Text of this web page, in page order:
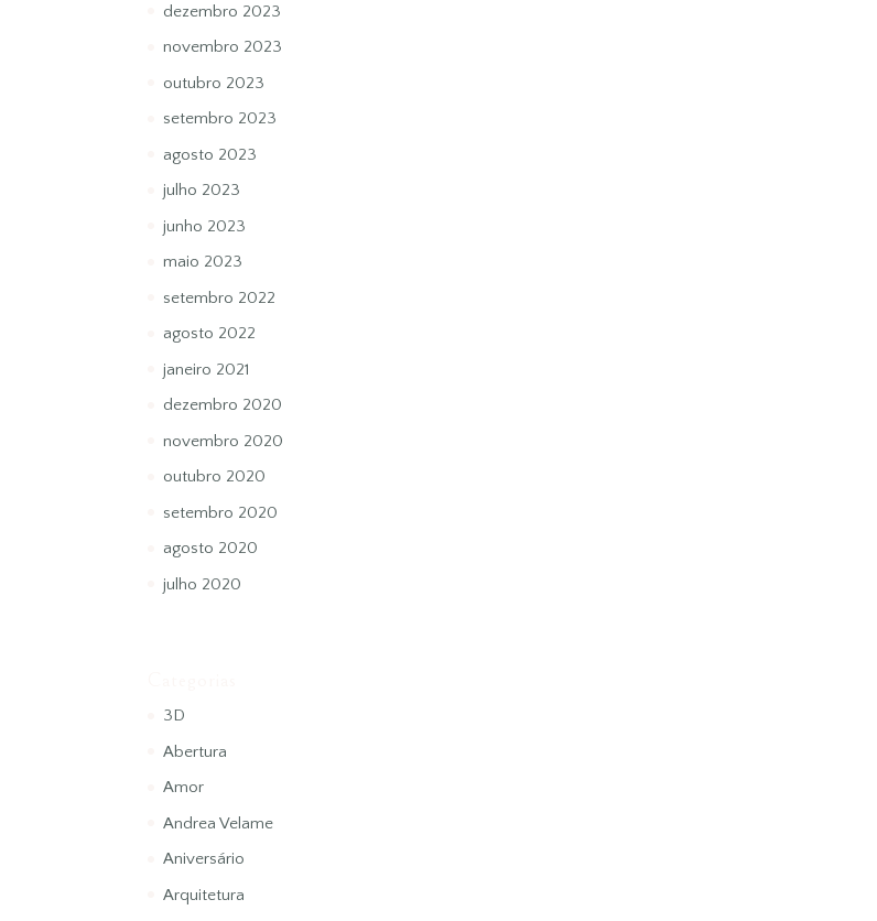
dezembro 2023
novembro 2023
outubro 2023
setembro 2023
agosto 2023
julho 2023
junho 2023
maio 2023
setembro 2022
agosto 2022
janeiro 2021
dezembro 2020
novembro 2020
outubro 2020
setembro 2020
agosto 2020
julho 2020
3D
Abertura
Amor
Andrea Velame
Aniversário
Arquitetura